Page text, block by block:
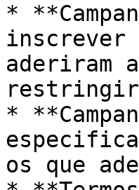
*
inscrever
aderiram
*
os que